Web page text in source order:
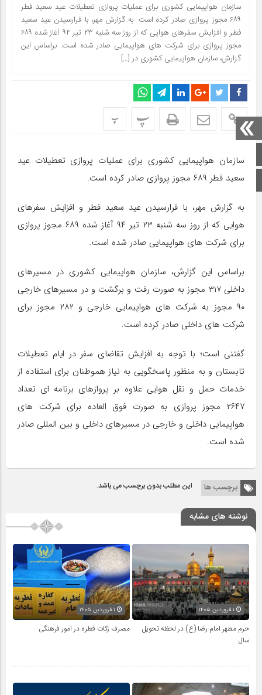
صفحه اصلی
اینستاگرام
سازمان هواپیمایی کشوری برای عملیات پروازی تعطیلات عید سعید فطر
۶۸۹ مجوز پروازی صادر کرده است. به گزارش مهر، با فرارسیدن عید سعید
فطر و افزایش سفرهای هوایی که از روز سه شنبه ۲۳ تیر ۹۴ آغاز شده ۶۸۹
مجوز پروازی برای شرکت های هواپیمایی صادر شده است. براساس این
گزارش، سازمان هواپیمایی کشوری در […]
پ پ
سازمان هواپیمایی کشوری برای عملیات پروازی تعطیلات عید
سعید فطر ۶۸۹ مجوز پروازی صادر کرده است.
به گزارش مهر، با فرارسیدن عید سعید فطر و افزایش سفرهای
هوایی که از روز سه شنبه ۲۳ تیر ۹۴ آغاز شده ۶۸۹ مجوز پروازی
برای شرکت های هواپیمایی صادر شده است.
براساس این گزارش، سازمان هواپیمایی کشوری در مسیرهای
داخلی ۳۱۷ مجوز به صورت رفت و برگشت و در مسیرهای خارجی
۹۰ مجوز به شرکت های هواپیمایی خارجی و ۲۸۲ مجوز برای
شرکت های داخلی صادر کرده است.
گفتنی است؛ با توجه به افزایش تقاضای سفر در ایام تعطیلات
تابستان و به منظور پاسخگویی به نیاز هموطنان برای استفاده از
خدمات حمل و نقل هوایی علاوه بر پروازهای برنامه ای تعداد
۲۶۴۷ مجوز پروازی به صورت فوق العاده برای شرکت های
هواپیمایی داخلی و خارجی در مسیرهای داخلی و بین المللی صادر
شده است.
برچسب ها این مطلب بدون برچسب می باشد.
نوشته های مشابه
حرم مطهر امام رضا (ع) در لحظه تحویل
سال
مصرف زکات فطره در امور فرهنگی